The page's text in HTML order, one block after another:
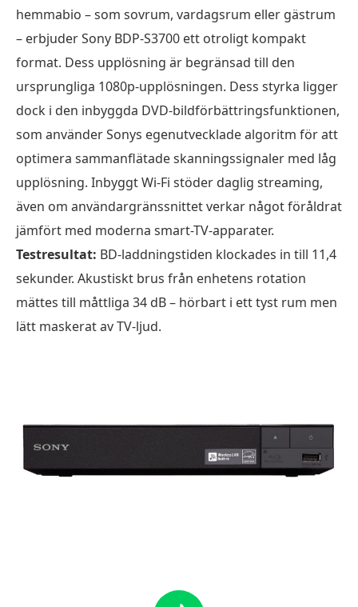
hemmabio – som sovrum, vardagsrum eller gästrum
– erbjuder Sony BDP-S3700 ett otroligt kompakt
format. Dess upplösning är begränsad till den
ursprungliga 1080p-upplösningen. Dess styrka ligger
dock i den inbyggda DVD-bildförbättringsfunktionen,
som använder Sonys egenutvecklade algoritm för att
optimera sammanflätade skanningssignaler med låg
upplösning. Inbyggt Wi-Fi stöder daglig streaming,
även om användargränssnittet verkar något föråldrat
jämfört med moderna smart-TV-apparater.
Testresultat: BD-laddningstiden klockades in till 11,4
sekunder. Akustiskt brus från enhetens rotation
mättes till måttliga 34 dB – hörbart i ett tyst rum men
lätt maskerat av TV-ljud.